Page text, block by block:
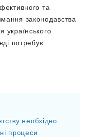
та
законодавства
потребує
необхідно
процеси